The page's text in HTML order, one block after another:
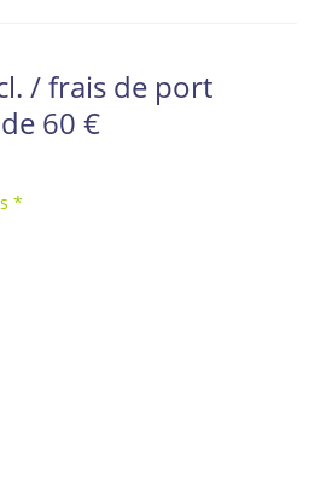
/ frais de port
60 €
*